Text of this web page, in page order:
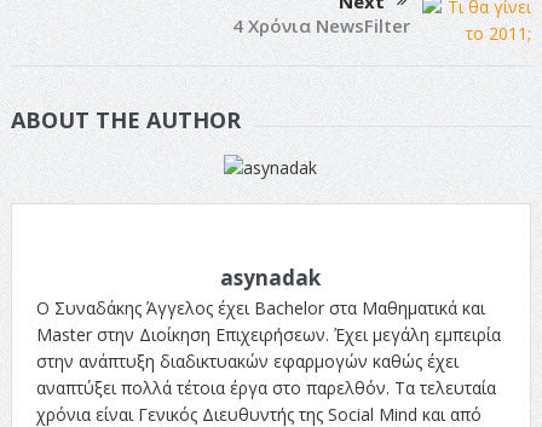
4 Χρόνια NewsFilter
ABOUT THE AUTHOR
asynadak
Ο Συναδάκης Άγγελος έχει Bachelor στα Μαθηματικά και
Master στην Διοίκηση Επιχειρήσεων. Έχει μεγάλη εμπειρία
στην ανάπτυξη διαδικτυακών εφαρμογών καθώς έχει
αναπτύξει πολλά τέτοια έργα στο παρελθόν. Τα τελευταία
χρόνια είναι Γενικός Διευθυντής της Social Mind και από